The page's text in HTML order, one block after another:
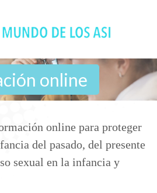
online
online para proteger
del pasado, del presente
sexual en la infancia y